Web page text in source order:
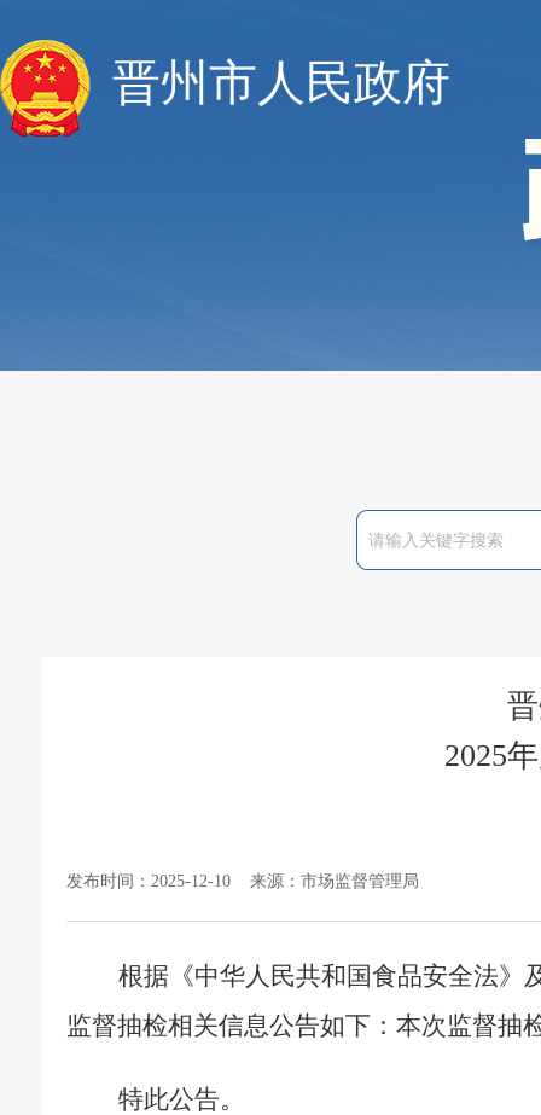
晋州市人民政府
2025
发布时间：2025-12-10 来源：市场监督管理局
根据《中华人民共和国食品安全法》
监督抽检相关信息公告如下：本次监督抽
特此公告。